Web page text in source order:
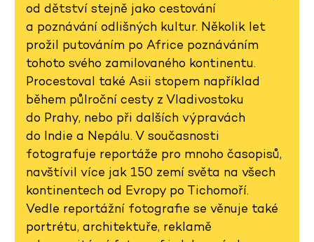
od dětství stejně jako cestování
a poznávání odlišných kultur. Několik let
prožil putováním po Africe poznáváním
tohoto svého zamilovaného kontinentu.
Procestoval také Asii stopem například
během půlroční cesty z Vladivostoku
do Prahy, nebo při dalších výpravách
do Indie a Nepálu. V současnosti
fotografuje reportáže pro mnoho časopisů,
navštívil více jak 150 zemí světa na všech
kontinentech od Evropy po Tichomoří.
Vedle reportážní fotografie se věnuje také
portrétu, architektuře, reklamě